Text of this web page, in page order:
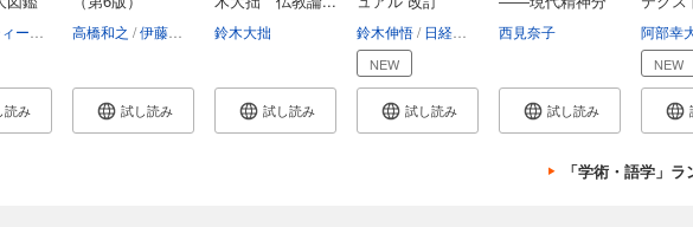
アンドリュー・ペティ コンラッド・キルティ・ハーパー
読み
高橋和之 伊藤眞 小早川光郎 山口厚
試し読み
鈴木大拙
試し読み
鈴木伸悟 日経ドラッグインフォメーション
NEW
試し読み
西見奈子
試し読み
阿部幸
NEW
「学術・語学」